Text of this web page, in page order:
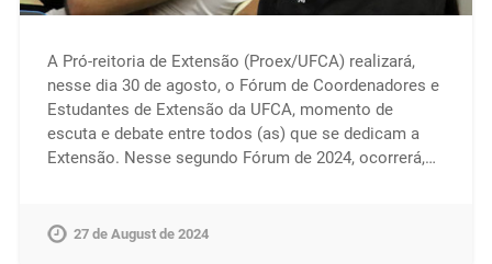
A Pró-reitoria de Extensão (Proex/UFCA) realizará,
nesse dia 30 de agosto, o Fórum de Coordenadores e
Estudantes de Extensão da UFCA, momento de
escuta e debate entre todos (as) que se dedicam a
Extensão. Nesse segundo Fórum de 2024, ocorrerá,…
27 de August de 2024